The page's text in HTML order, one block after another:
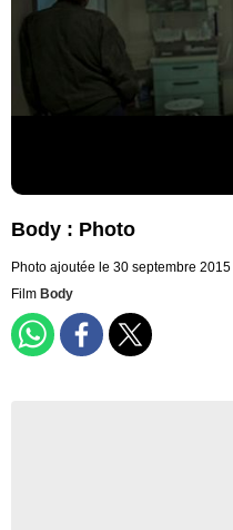
Body : Photo
Photo ajoutée le 30 septembre 2015
Film Body